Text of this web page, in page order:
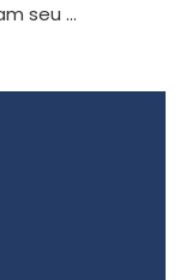
seu ...